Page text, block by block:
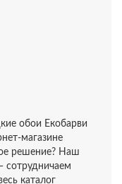
обои Екобарви
магазине
решение? Наш
сотрудничаем
каталог